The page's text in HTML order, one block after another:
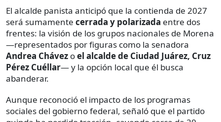
El alcalde panista anticipó que la contienda de 2027
será sumamente cerrada y polarizada entre dos
frentes: la visión de los grupos nacionales de Morena
—representados por figuras como la senadora
Andrea Chávez oel alcalde de Ciudad Juárez, Cruz
Pérez Cuéllar— y la opción local que él busca
abanderar.
Aunque reconoció el impacto de los programas
sociales del gobierno federal, señaló que el partido